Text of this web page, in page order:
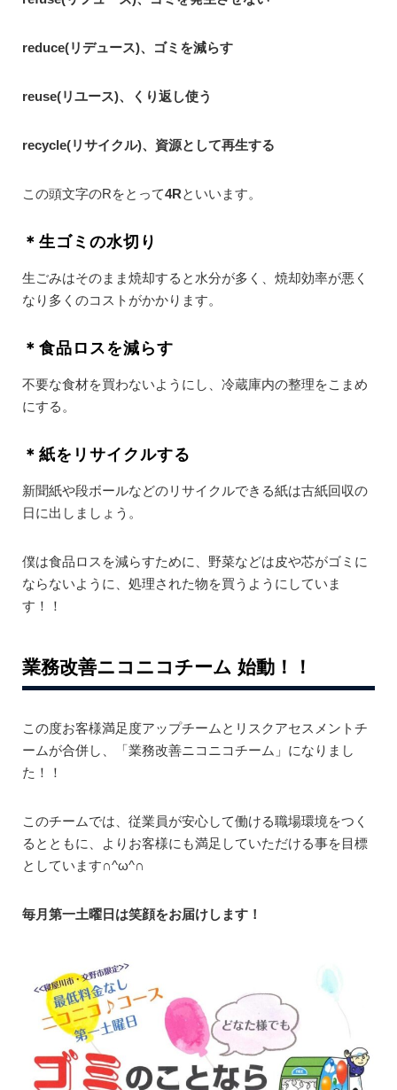
reduce(リデュース)、ゴミを減らす
reuse(リユース)、くり返し使う
recycle(リサイクル)、資源として再生する
この頭文字のRをとって4Rといいます。
＊生ゴミの水切り
生ごみはそのまま焼却すると水分が多く、焼却効率が悪く
なり多くのコストがかかります。
＊食品ロスを減らす
不要な食材を買わないようにし、冷蔵庫内の整理をこまめ
にする。
＊紙をリサイクルする
新聞紙や段ボールなどのリサイクルできる紙は古紙回収の
日に出しましょう。
僕は食品ロスを減らすために、野菜などは皮や芯がゴミに
ならないように、処理された物を買うようにしていま
す！！
業務改善ニコニコチーム 始動！！
この度お客様満足度アップチームとリスクアセスメントチ
ームが合併し、「業務改善ニコニコチーム」になりまし
た！！
このチームでは、従業員が安心して働ける職場環境をつく
るとともに、よりお客様にも満足していただける事を目標
としています∩^ω^∩
毎月第一土曜日は笑顔をお届けします！